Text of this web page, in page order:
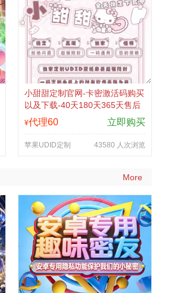
小甜甜定制官网-卡密激活码购买
以及下载-40天180天365天售后
版-不退换
¥代理60 立即购买
苹果UDID定制 43580 人次浏览
More